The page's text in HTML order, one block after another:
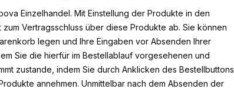
Einzelhandel. Mit Einstellung der Produkte in den
Vertragsschluss über diese Produkte ab. Sie können
legen und Ihre Eingaben vor Absenden Ihrer
Sie die hierfür im Bestellablauf vorgesehenen und
zustande, indem Sie durch Anklicken des Bestellbuttons
annehmen. Unmittelbar nach dem Absenden der